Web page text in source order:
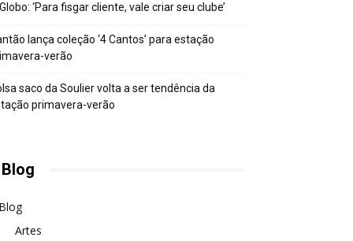
‘Para fisgar cliente, vale criar seu clube’
lança coleção ‘4 Cantos’ para estação
verão
saco da Soulier volta a ser tendência da
primavera-verão
Blog
Artes